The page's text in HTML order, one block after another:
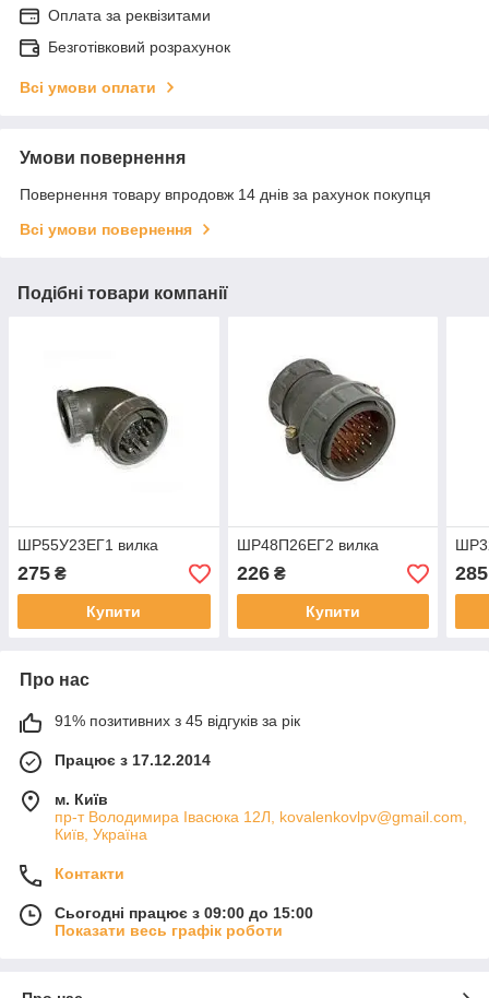
Оплата за реквізитами
Безготівковий розрахунок
Всі умови оплати
Умови повернення
Повернення товару впродовж 14 днів за рахунок покупця
Всі умови повернення
Подібні товари компанії
ШР55У23ЕГ1 вилка
275 ₴
Купити
ШР48П26ЕГ2 вилка
226₴
Купити
285
Про нас
91% позитивних з 45 відгуків за рік
Працює з 17.12.2014
м. Київ
пр-т Володимира Івасюка 12Л, kovalenkovlpv@gmail.com,
Київ, Україна
Контакти
Сьогодні працює з 09:00 до 15:00
Показати весь графік роботи